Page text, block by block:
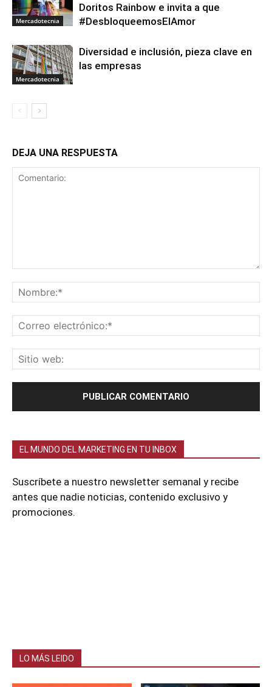
Mercadotecnia
Doritos Rainbow e invita a que
#DesbloqueemosElAmor
Mercadotecnia
Diversidad e inclusión, pieza clave en
las empresas
DEJA UNA RESPUESTA
EL MUNDO DEL MARKETING EN TU INBOX
Suscríbete a nuestro newsletter semanal y recibe
antes que nadie noticias, contenido exclusivo y
promociones.
LO MÁS LEIDO